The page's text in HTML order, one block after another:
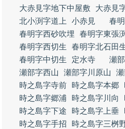
大赤見字地下中屋敷
大赤見
北小渕字道上
小赤見
春
春明字西砂吹埋
春明字東張渕
春明字西切生
春明字北石田
春明字中切生
定水寺 瀬
瀬部字西山
瀬部字川原山
時之島字寺前
時之島字本郷
時之島字郷浦
時之島字川向
時之島字下途
時之島字上垂
時之島字手招
時之島字三桝